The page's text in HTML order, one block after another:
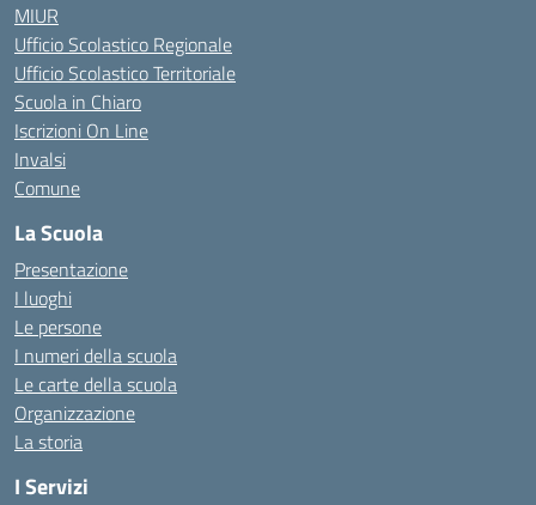
MIUR
Ufficio Scolastico Regionale
Ufficio Scolastico Territoriale
Scuola in Chiaro
Iscrizioni On Line
Invalsi
Comune
La Scuola
Presentazione
I luoghi
Le persone
I numeri della scuola
Le carte della scuola
Organizzazione
La storia
I Servizi